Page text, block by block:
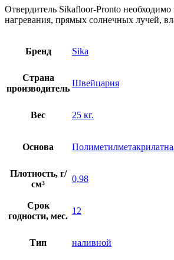
Отвердитель Sikafloor-Pronto
нагревания, прямых солнечных лучей,
Бренд Sika
Страна
производитель
Швейцария
Вес 25 кг.
Основа
Плотность, г/
см³
0,98
Срок
годности, мес.
12
Тип наливной